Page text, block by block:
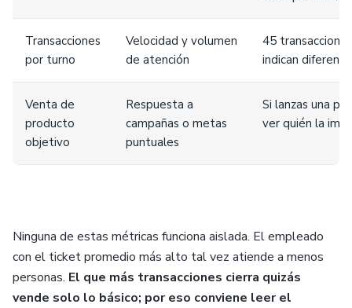
Transacciones
por turno
Velocidad y volumen
de atención
45
indican
Venta de
producto
objetivo
Respuesta a
campañas o metas
puntuales
Si lanzas una
ver quién la
Ninguna de estas métricas funciona aislada. El empleado
con el ticket promedio más alto tal vez atiende a menos
personas. El que más transacciones cierra quizás
vende solo lo básico; por eso conviene leer el